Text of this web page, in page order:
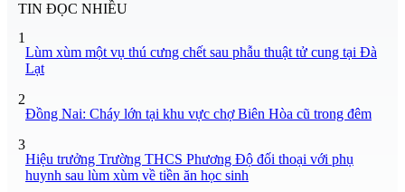
TIN ĐỌC NHIỀU
1
Lùm xùm một vụ thú cưng chết sau phẫu thuật tử cung tại Đà
Lạt
2
Đồng Nai: Cháy lớn tại khu vực chợ Biên Hòa cũ trong đêm
3
Hiệu trưởng Trường THCS Phương Độ đối thoại với phụ
huynh sau lùm xùm về tiền ăn học sinh